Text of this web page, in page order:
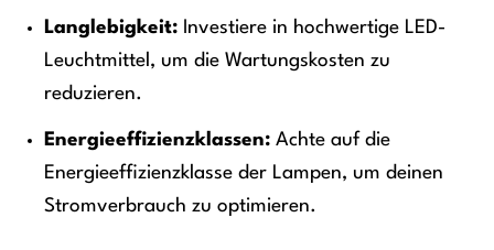
Langlebigkeit:Investiere in hochwertige LED-
Leuchtmittel, um die Wartungskosten zu
reduzieren.
Energieeffizienzklassen:Achte auf die
Energieeffizienzklasse der Lampen, um deinen
Stromverbrauch zu optimieren.